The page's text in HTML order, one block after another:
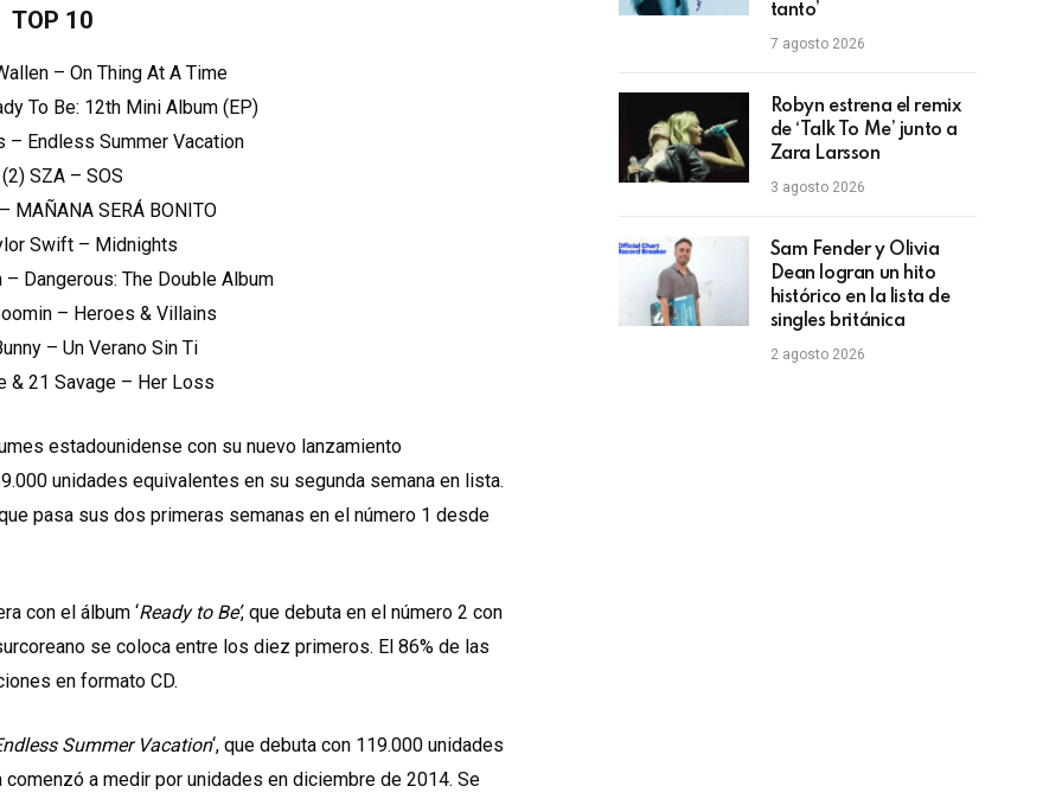
TOP 10
– On Thing At A Time
To Be: 12th Mini Album (EP)
– Endless Summer Vacation
SZA – SOS
MAÑANA SERÁ BONITO
Swift – Midnights
– Dangerous: The Double Album
– Heroes & Villains
– Un Verano Sin Ti
& 21 Savage – Her Loss
estadounidense con su nuevo lanzamiento
unidades equivalentes en su segunda semana en lista.
pasa sus dos primeras semanas en el número 1 desde
con el álbum ‘Ready to Be’, que debuta en el número 2 con
se coloca entre los diez primeros. El 86% de las
en formato CD.
Summer Vacation‘, que debuta con 119.000 unidades
a medir por unidades en diciembre de 2014. Se
tanto’
7 agosto 2026
Robyn estrena el remix
de ‘Talk To Me’ junto a
Zara Larsson
3 agosto 2026
Sam Fender y Olivia
Dean logran un hito
histórico en la lista de
singles británica
2 agosto 2026